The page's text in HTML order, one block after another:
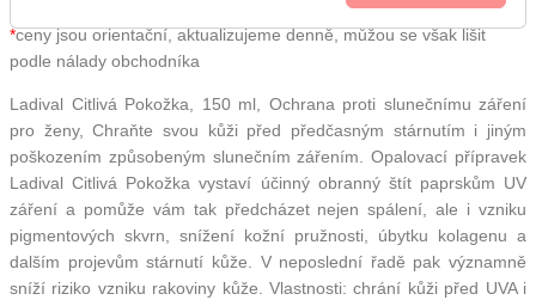
*ceny jsou orientační, aktualizujeme denně, můžou se však lišit
podle nálady obchodníka
Ladival Citlivá Pokožka, 150 ml, Ochrana proti slunečnímu záření
pro ženy, Chraňte svou kůži před předčasným stárnutím i jiným
poškozením způsobeným slunečním zářením. Opalovací přípravek
Ladival Citlivá Pokožka vystaví účinný obranný štít paprskům UV
záření a pomůže vám tak předcházet nejen spálení, ale i vzniku
pigmentových skvrn, snížení kožní pružnosti, úbytku kolagenu a
dalším projevům stárnutí kůže. V neposlední řadě pak významně
sníží riziko vzniku rakoviny kůže. Vlastnosti: chrání kůži před UVA i